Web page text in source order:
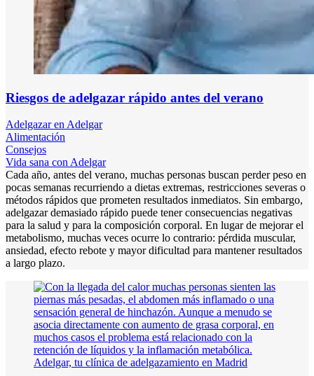
Riesgos de adelgazar rápido antes del verano
Adelgazar en Adelgar
Alimentación
Consejos
Vida sana con Adelgar
Cada año, antes del verano, muchas personas buscan perder peso en
pocas semanas recurriendo a dietas extremas, restricciones severas o
métodos rápidos que prometen resultados inmediatos. Sin embargo,
adelgazar demasiado rápido puede tener consecuencias negativas
para la salud y para la composición corporal. En lugar de mejorar el
metabolismo, muchas veces ocurre lo contrario: pérdida muscular,
ansiedad, efecto rebote y mayor dificultad para mantener resultados
a largo plazo.